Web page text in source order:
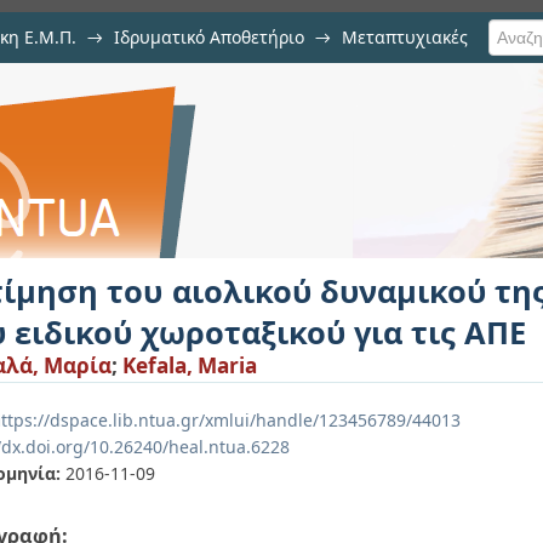
Ε.Μ.Π. → Ιδρυματικό Αποθετήριο → Μεταπτυχιακές
δυναμικού της
του αιολικού δυναμικού
ειδικού χωροταξικού για τις ΑΠΕ
Μαρία; Kefala, Maria
dspace.lib.ntua.gr/xmlui/handle/123456789/44013
10.26240/heal.ntua.6228
2016-11-09